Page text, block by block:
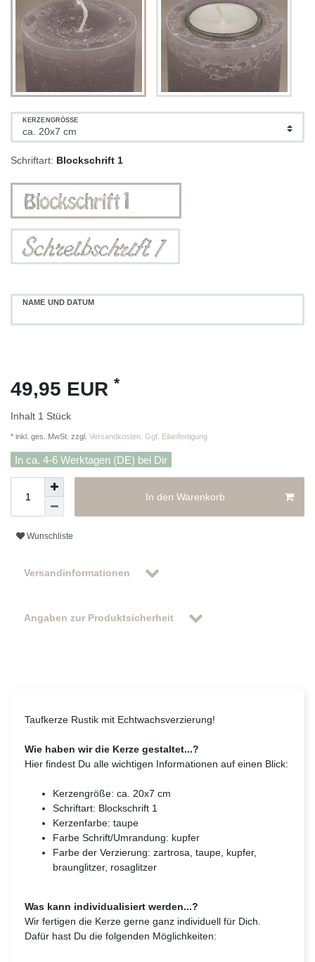
KERZENGRÖSSE
Schriftart: Blockschrift 1
NAME UND DATUM
49,95 EUR *
Inhalt 1 Stück
* inkl. ges. MwSt. zzgl. Versandkosten. Ggf. Eilanfertigung
In ca. 4-6 Werktagen (DE) bei Dir
In den Warenkorb
Wunschliste
Versandinformationen
Angaben zur Produktsicherheit
Taufkerze Rustik mit Echtwachsverzierung!
Wie haben wir die Kerze gestaltet...?
Hier findest Du alle wichtigen Informationen auf einen Blick:
Kerzengröße: ca. 20x7 cm
Schriftart: Blockschrift 1
Kerzenfarbe: taupe
Farbe Schrift/Umrandung: kupfer
Farbe der Verzierung: zartrosa, taupe, kupfer,
braunglitzer, rosaglitzer
Was kann individualisiert werden...?
Wir fertigen die Kerze gerne ganz individuell für Dich.
Dafür hast Du die folgenden Möglichkeiten: